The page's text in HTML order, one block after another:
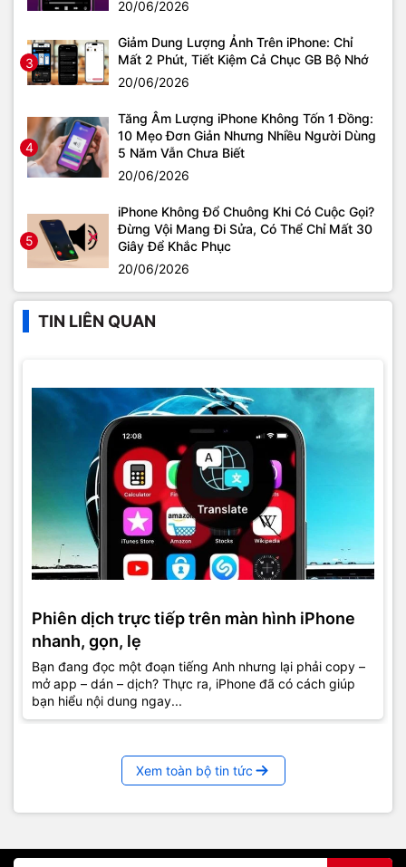
20/06/2026
3
Giảm Dung Lượng Ảnh Trên iPhone: Chỉ
Mất 2 Phút, Tiết Kiệm Cả Chục GB Bộ Nhớ
20/06/2026
4
Tăng Âm Lượng iPhone Không Tốn 1 Đồng:
10 Mẹo Đơn Giản Nhưng Nhiều Người Dùng
5 Năm Vẫn Chưa Biết
20/06/2026
5
iPhone Không Đổ Chuông Khi Có Cuộc Gọi?
Đừng Vội Mang Đi Sửa, Có Thể Chỉ Mất 30
Giây Để Khắc Phục
20/06/2026
TIN LIÊN QUAN
Phiên dịch trực tiếp trên màn hình iPhone
nhanh, gọn, lẹ
Bạn đang đọc một đoạn tiếng Anh nhưng lại phải copy –
mở app – dán – dịch? Thực ra, iPhone đã có cách giúp
bạn hiểu nội dung ngay...
Xem toàn bộ tin tức